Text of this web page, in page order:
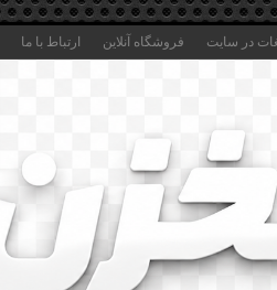
در سایت فروشگاه آنلاین ارتباط با ما